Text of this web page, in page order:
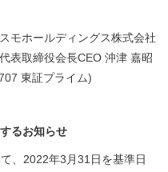
モホールディングス株式会社
締役会長CEO 沖津 嘉昭
東証プライム)
るお知らせ
、2022年3月31日を基準日